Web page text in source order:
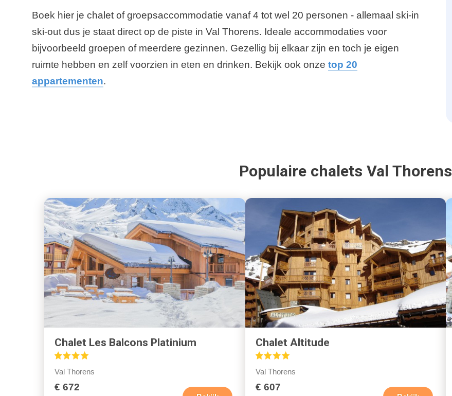
Boek hier je chalet of groepsaccommodatie vanaf 4 tot wel 20 personen - allemaal ski-in
ski-out dus je staat direct op de piste in Val Thorens. Ideale accommodaties voor
bijvoorbeeld groepen of meerdere gezinnen. Gezellig bij elkaar zijn en toch je eigen
ruimte hebben en zelf voorzien in eten en drinken. Bekijk ook onze top 20
appartementen.
Populaire chalets Val Thorens
Chalet Les Balcons Platinium
Val Thorens
€ 672
Chalet Altitude
Val Thorens
€ 607